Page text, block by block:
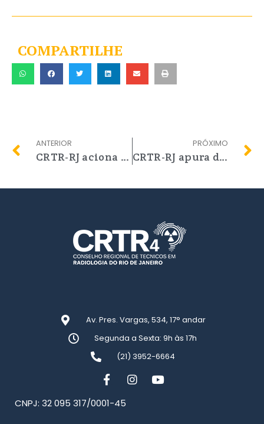
COMPARTILHE
ANTERIOR
CRTR-RJ aciona Ministério Público para apurar denúncias na saúde de Duque de Caxias
PRÓXIMO
CRTR-RJ apura denúncia de falta de salários no HGNI
Av. Pres. Vargas, 534, 17° andar
Segunda a Sexta: 9h às 17h
(21) 3952-6664
CNPJ: 32 095 317/0001-45